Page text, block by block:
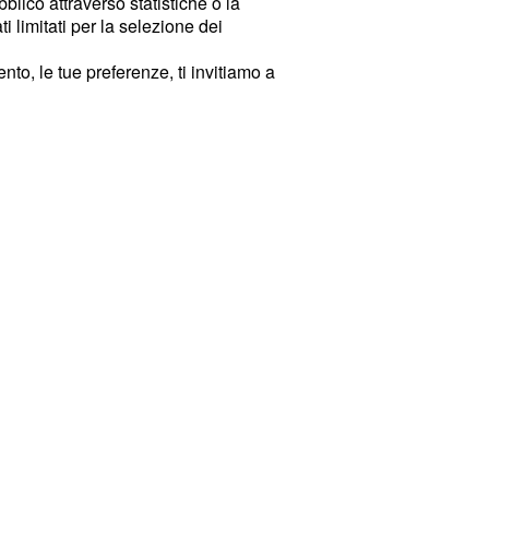
limitati per la selezione dei
le tue preferenze, ti invitiamo a